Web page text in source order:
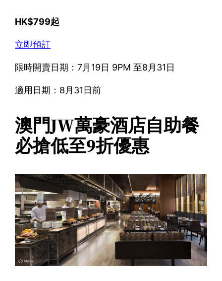
HK$799起
立即預訂
限時開賣日期：7月19日 9PM 至8月31日
適用日期：8月31日前
澳門JW萬豪酒店自助餐
必搶低至9折優惠